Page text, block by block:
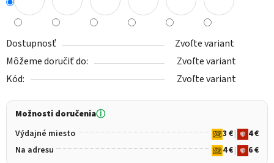
Dostupnosť
Zvoľte variant
Môžeme doručiť do:
Zvoľte variant
Kód:
Zvoľte variant
Možnosti doručeniaⓘ
Výdajné miesto 3 €|
4 €
Na adresu
4 €| 6 €